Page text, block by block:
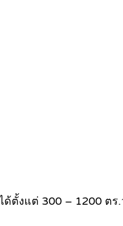
ตั้งแต่ 300 – 1200 ตร